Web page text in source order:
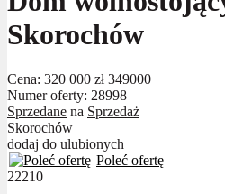
Skorochów
Cena: 320 000 zł349000
Numer oferty: 28998
Sprzedane na Sprzedaż
Skorochów
dodaj do ulubionych
Poleć ofertę
22210